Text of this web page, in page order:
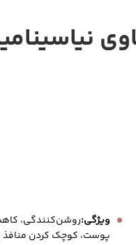
ویژگی:روشن‌کنندگی،
پوست، کوچک کردن